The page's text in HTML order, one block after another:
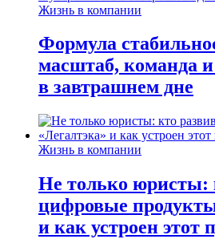
Жизнь в компании
Формула
масштаб, команда и
в завтрашнем дне
Жизнь в компании
Не только юристы:
цифровые
и как устроен этот